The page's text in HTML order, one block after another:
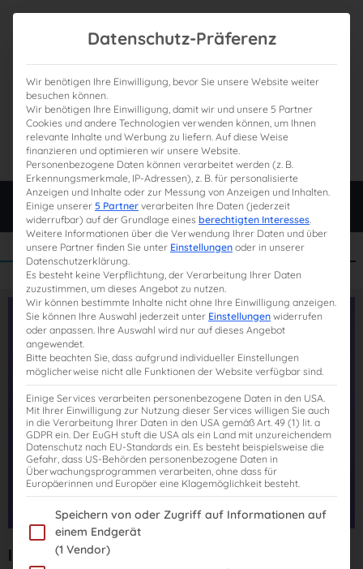
0
Gesamtpreis
0,00 €
Intensiv-Klausuren-Kurs mit
Datenschutz-Präferenz
Wir benötigen Ihre Einwilligung, bevor Sie unsere Website weiter
besuchen können.
Wir benötigen Ihre Einwilligung, damit wir und unsere 5 Partner
Cookies und andere Technologien verwenden können, um Ihnen
relevante Inhalte und Werbung zu liefern. Auf diese Weise
finanzieren und optimieren wir unsere Website.
Personenbezogene Daten können verarbeitet werden (z. B.
Erkennungsmerkmale, IP-Adressen), z. B. für personalisierte
Anzeigen und Inhalte oder zur Messung von Anzeigen und Inhalten.
Einige unserer 5 Partner verarbeiten Ihre Daten (jederzeit
widerrufbar) auf der Grundlage eines berechtigten Interesses.
Weitere Informationen über die Verwendung Ihrer Daten und über
unsere Partner finden Sie unter Einstellungen oder in unserer
Datenschutzerklärung.
Es besteht keine Verpflichtung, der Verarbeitung Ihrer Daten
zuzustimmen, um dieses Angebot zu nutzen.
Wir können bestimmte Inhalte nicht ohne Ihre Einwilligung anzeigen.
Sie können Ihre Auswahl jederzeit unter Einstellungen widerrufen
oder anpassen. Ihre Auswahl wird nur auf dieses Angebot
angewendet.
Bitte beachten Sie, dass aufgrund individueller Einstellungen
möglicherweise nicht alle Funktionen der Website verfügbar sind.
Einige Services verarbeiten personenbezogene Daten in den USA.
Mit Ihrer Einwilligung zur Nutzung dieser Services willigen Sie auch
in die Verarbeitung Ihrer Daten in den USA gemäß Art. 49 (1) lit. a
GDPR ein. Der EuGH stuft die USA als ein Land mit unzureichendem
Datenschutz nach EU-Standards ein. Es besteht beispielsweise die
Gefahr, dass US-Behörden personenbezogene Daten in
Überwachungsprogrammen verarbeiten, ohne dass für
Europäerinnen und Europäer eine Klagemöglichkeit besteht.
Im Folgenden finden Sie eine Liste der Zwecke des IAB
Speichern von oder Zugriff auf Informationen auf
einem Endgerät
(1 Vendor)